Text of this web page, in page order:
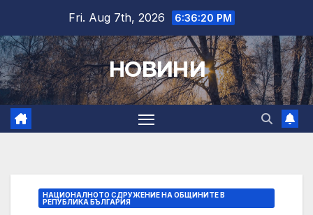
content
Fri. Aug 7th, 2026 6:36:22 PM
НОВИНИ
НАЦИОНАЛНОТО СДРУЖЕНИЕ НА ОБЩИНИТЕ В
РЕПУБЛИКА БЪЛГАРИЯ